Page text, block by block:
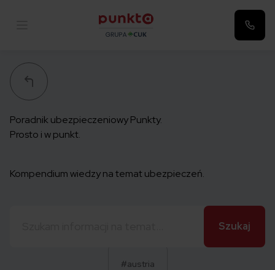
Poradnik ubezpieczeniowy Punkty.
Prosto i w punkt.
Kompendium wiedzy na temat ubezpieczeń.
#austria